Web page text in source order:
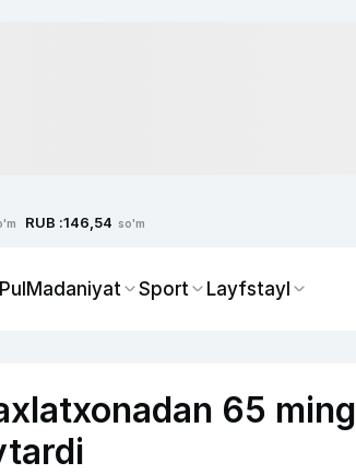
RUB :146,54 so'm
PulMadaniyat Sport Layfstayl
65 ming